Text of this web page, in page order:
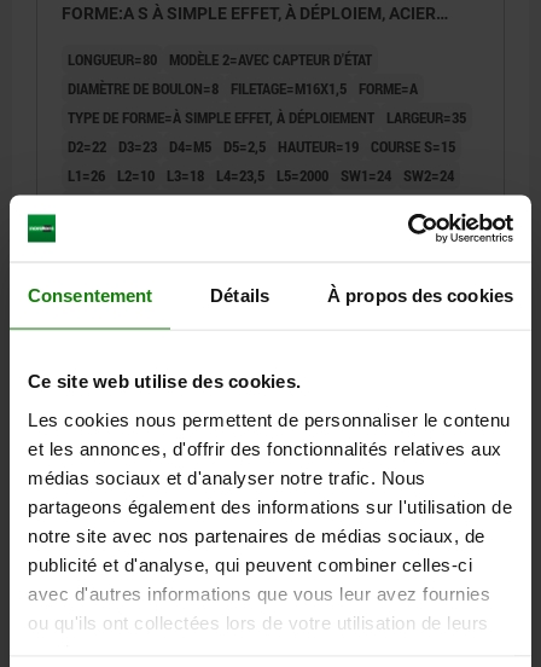
Consentement Détails À propos des cookies
Ce site web utilise des cookies.
Les cookies nous permettent de personnaliser le contenu
et les annonces, d'offrir des fonctionnalités relatives aux
médias sociaux et d'analyser notre trafic. Nous
partageons également des informations sur l'utilisation de
notre site avec nos partenaires de médias sociaux, de
publicité et d'analyse, qui peuvent combiner celles-ci
avec d'autres informations que vous leur avez fournies
ou qu'ils ont collectées lors de votre utilisation de leurs
FORME:A S À SIMPLE EFFET, À DÉPLOIEM, ACIER
NATUREL
LONGUEUR=80
MODÈLE 2=AVEC CAPTEUR D'ÉTAT
DIAMÈTRE DE BOULON=8
FILETAGE=M16X1,5
FORME=A
TYPE DE FORME=À SIMPLE EFFET, À DÉPLOIEMENT
LARGEUR=35
D2=22
D3=23 D4=M5 D5=2,5 HAUTEUR=19
COURSE S=15
L1=26
L2=10 L3=18 L4=23,5 L5=2000 SW1=24
SW2=24
FORCE DU RESSORT COMPRIMÉ (N)=11
Référence:03095-01-1308151
147,43 €
hors frais d’envoi